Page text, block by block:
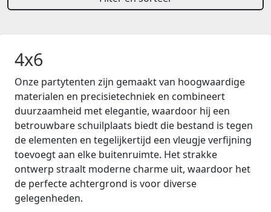
4x6
Onze partytenten zijn gemaakt van hoogwaardige
materialen en precisietechniek en combineert
duurzaamheid met elegantie, waardoor hij een
betrouwbare schuilplaats biedt die bestand is tegen
de elementen en tegelijkertijd een vleugje verfijning
toevoegt aan elke buitenruimte. Het strakke
ontwerp straalt moderne charme uit, waardoor het
de perfecte achtergrond is voor diverse
gelegenheden.